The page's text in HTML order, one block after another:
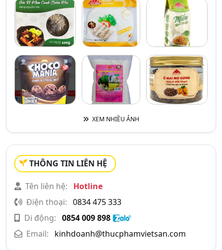
XEM NHIỀU ẢNH
THÔNG TIN LIÊN HỆ
Tên liên hệ:
Hotline
Điện thoại: 0834 475 333
Di động: 0854 009 898
Email:
kinhdoanh@thucphamvietsan.com